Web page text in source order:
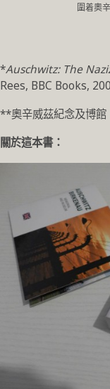
圍着奧
*Auschwitz: The
Rees, BBC Books,
**奧辛威茲紀念及博館
關於這本書：